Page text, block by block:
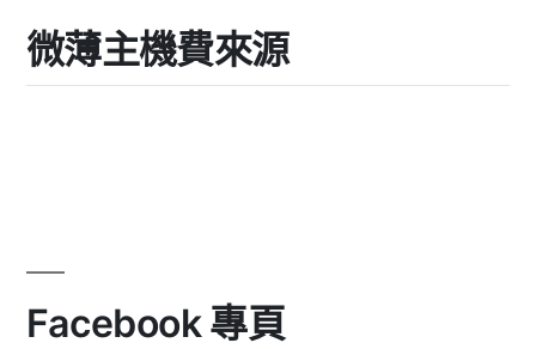
微薄主機費來源
Facebook 專頁